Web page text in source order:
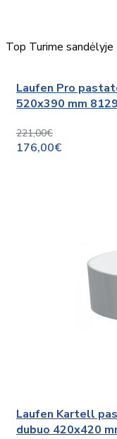
Top Turime sandėlyje
Laufen Pro
520x390 mm
221,00€
176,00€
Laufen Kartell
dubuo 420x420